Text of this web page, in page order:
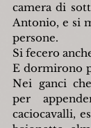
camera di
Antonio, e si
persone.
Si fecero
E dormirono
Nei ganci
per
caciocavalli,